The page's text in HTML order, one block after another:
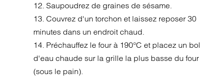
12. Saupoudrez de graines de sésame.
13. Couvrez d'un torchon et laissez reposer 30
minutes dans un endroit chaud.
14. Préchauffez le four à 190°C et placez un bol
d'eau chaude sur la grille la plus basse du four
(sous le pain).